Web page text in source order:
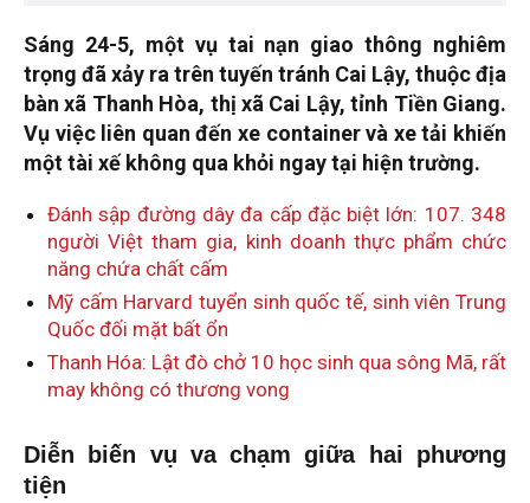
Sáng 24-5, một vụ tai nạn giao thông nghiêm
trọng đã xảy ra trên tuyến tránh Cai Lậy, thuộc địa
bàn xã Thanh Hòa, thị xã Cai Lậy, tỉnh Tiền Giang.
Vụ việc liên quan đến xe container và xe tải khiến
một tài xế không qua khỏi ngay tại hiện trường.
Đánh sập đường dây đa cấp đặc biệt lớn: 107. 348
người Việt tham gia, kinh doanh thực phẩm chức
năng chứa chất cấm
Mỹ cấm Harvard tuyển sinh quốc tế, sinh viên Trung
Quốc đối mặt bất ổn
Thanh Hóa: Lật đò chở 10 học sinh qua sông Mã, rất
may không có thương vong
Diễn biến vụ va chạm giữa hai phương
tiện